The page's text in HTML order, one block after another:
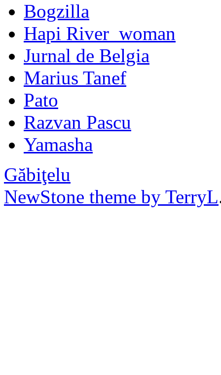
Bogzilla
Hapi River_woman
Jurnal de Belgia
Marius Tanef
Pato
Razvan Pascu
Yamasha
Găbiţelu
NewStone theme by TerryL